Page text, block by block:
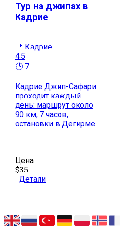
Тур на джипах в
Кадрие
📍 Кадрие
4.5
🕒 7
Кадрие Джип-Сафари
проходит каждый
день: маршрут около
90 км, 7 часов,
остановки в Дегирме
Цена
$35
Детали